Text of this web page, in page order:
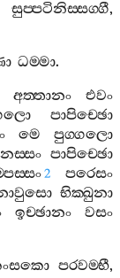
සුප‍්පටිනිස‍්සග‍්ගී,
ධම‍්මා.
අත‍්තානං
එවං
පාපිච‍්ඡො
මෙ
පුග‍්ගලො
පාපිච‍්ඡො
2
පරෙසං
භික‍්ඛුනා
ඉච‍්ඡානං
වසං
පරවම‍්භී,